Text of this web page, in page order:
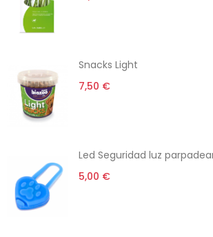
Snacks Light
7,50 €
Led Seguridad luz
5,00 €